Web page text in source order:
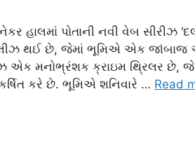
પોતાની નવી વેબ સીરીઝ
થઈ છે, જેમાં ભૂમિએ એક જાંબાજ
એક મનોભ્રંશક ક્રાઇમ થ્રિલર છે, જે
કરે છે. ભૂમિએ શનિવારે … Read